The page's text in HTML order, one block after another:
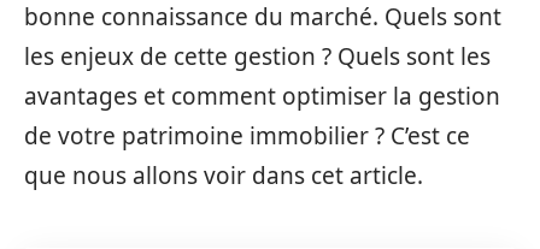
bonne connaissance du marché. Quels sont
les enjeux de cette gestion ? Quels sont les
avantages et comment optimiser la gestion
de votre patrimoine immobilier ? C’est ce
que nous allons voir dans cet article.